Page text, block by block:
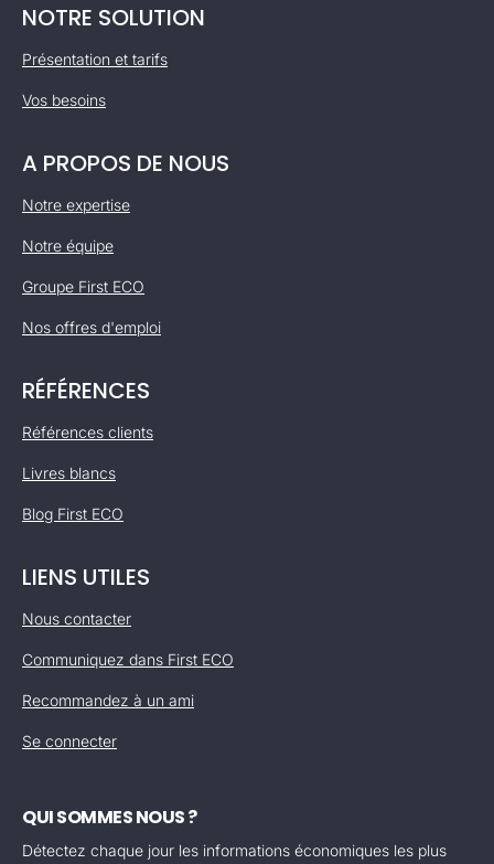
NOTRE SOLUTION
Présentation et tarifs
Vos besoins
A PROPOS DE NOUS
Notre expertise
Notre équipe
Groupe First ECO
Nos offres d'emploi
RÉFÉRENCES
Références clients
Livres blancs
Blog First ECO
LIENS UTILES
Nous contacter
Communiquez dans First ECO
Recommandez à un ami
Se connecter
QUI SOMMES NOUS ?
Détectez chaque jour les informations économiques les plus